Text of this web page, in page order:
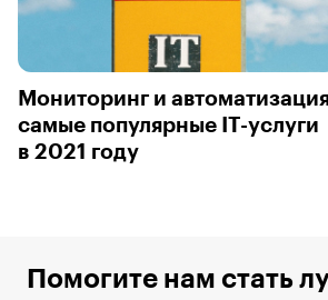
Мониторинг и
самые популярные IT-услуги
в 2021 году
Помогите нам стать